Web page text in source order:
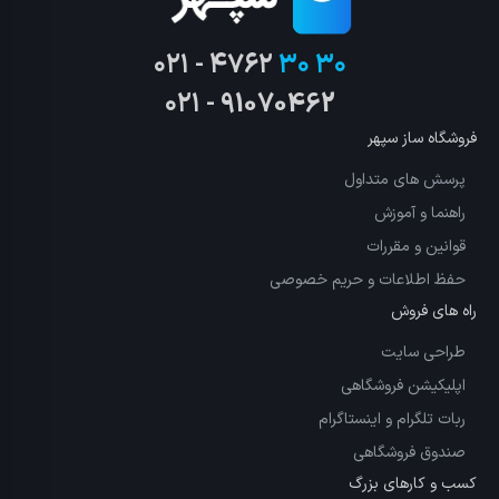
۰۲۱ - ۴۷۶۲۳۰ ۳۰
۰۲۱ - 91070462
فروشگاه ساز سپهر
پرسش های متداول
راهنما و آموزش
قوانین و مقررات
حفظ اطلاعات و حریم خصوصی
راه های فروش
طراحی سایت
اپلیکیشن فروشگاهی
ربات تلگرام و اینستاگرام
صندوق فروشگاهی
کسب و کارهای بزرگ